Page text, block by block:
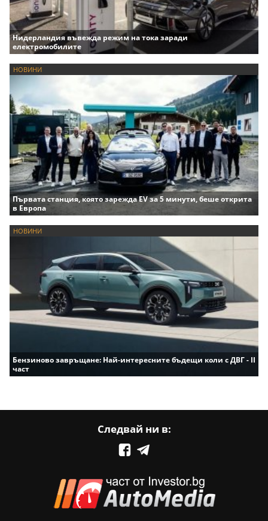
Нидерландия въвежда режим на тока заради
електромобилите
НОВИНИ
Първата станция, която зарежда EV за 5 минути, беше открита
в Европа
НОВИНИ
Бензиново завръщане: Най-интересните бъдещи коли с ДВГ - II
част
Следвай ни в: